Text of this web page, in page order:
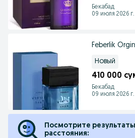
Бекабад
09 июля 2026 г.
Feberlik
Новый
410 000
Бекабад
09 июля 2026 г.
Посмотрите
расстояния: